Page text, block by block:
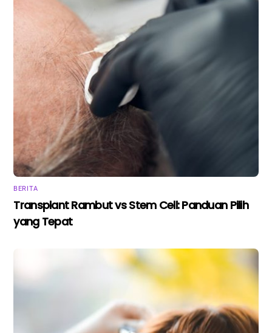
BERITA
Transplant Rambut vs Stem Cell: Panduan Pilih
yang Tepat